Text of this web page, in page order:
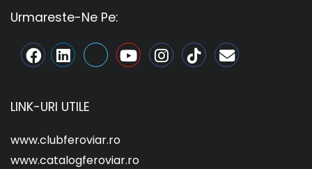
Urmareste-Ne Pe:
LINK-URI UTILE
www.clubferoviar.ro
www.catalogferoviar.ro